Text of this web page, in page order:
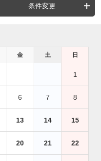
条件変更
金 土 日
1
6 7 8
13 14 15
20 21 22